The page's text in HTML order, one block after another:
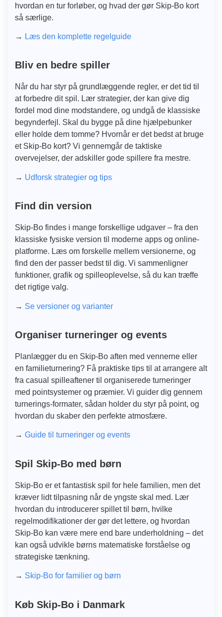
hvordan en tur forløber, og hvad der gør Skip-Bo kort
så særlige.
→ Læs den komplette regelguide
Bliv en bedre spiller
Når du har styr på grundlæggende regler, er det tid til
at forbedre dit spil. Lær strategier, der kan give dig
fordel mod dine modstandere, og undgå de klassiske
begynderfejl. Skal du bygge på dine hjælpebunker
eller holde dem tomme? Hvornår er det bedst at bruge
et Skip-Bo kort? Vi gennemgår de taktiske
overvejelser, der adskiller gode spillere fra mestre.
→ Udforsk strategier og tips
Find din version
Skip-Bo findes i mange forskellige udgaver – fra den
klassiske fysiske version til moderne apps og online-
platforme. Læs om forskelle mellem versionerne, og
find den der passer bedst til dig. Vi sammenligner
funktioner, grafik og spilleoplevelse, så du kan træffe
det rigtige valg.
→ Se versioner og varianter
Organiser turneringer og events
Planlægger du en Skip-Bo aften med vennerne eller
en familieturnering? Få praktiske tips til at arrangere alt
fra casual spilleaftener til organiserede turneringer
med pointsystemer og præmier. Vi guider dig gennem
turnerings-formater, sådan holder du styr på point, og
hvordan du skaber den perfekte atmosfære.
→ Guide til turneringer og events
Spil Skip-Bo med børn
Skip-Bo er et fantastisk spil for hele familien, men det
kræver lidt tilpasning når de yngste skal med. Lær
hvordan du introducerer spillet til børn, hvilke
regelmodifikationer der gør det lettere, og hvordan
Skip-Bo kan være mere end bare underholdning – det
kan også udvikle børns matematiske forståelse og
strategiske tænkning.
→ Skip-Bo for familier og børn
Køb Skip-Bo i Danmark